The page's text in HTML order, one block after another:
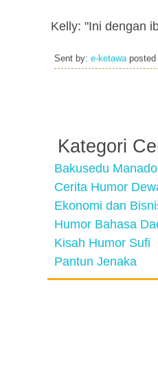
Kelly: "Ini dengan
Sent by: e-ketawaposted
Kategori
Bakusedu Manado
Cerita Humor
Ekonomi dan
Humor Bahasa
Kisah Humor Sufi
Pantun Jenaka